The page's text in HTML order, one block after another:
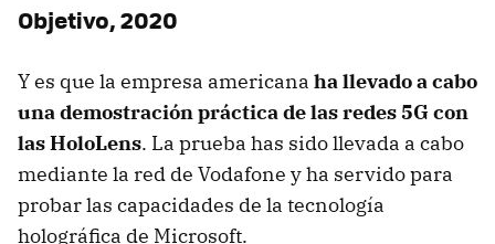
Objetivo, 2020
Y es que la empresa americana ha llevado a cabo
una demostración práctica de las redes 5G con
las HoloLens. La prueba has sido llevada a cabo
mediante la red de Vodafone y ha servido para
probar las capacidades de la tecnología
holográfica de Microsoft.